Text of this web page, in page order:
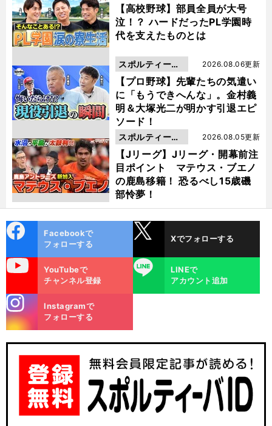
【高校野球】部員全員が大号
泣！？ ハードだったPL学園時
代を支えたものとは
動画
【プロ野球】先輩たちの気遣い
に「もうできへんな」。金村義
明＆大塚光二が明かす引退エピ
ソード！
2026.08.06更新
スポルティーバ
動画
【Jリーグ】Jリーグ・開幕前注
目ポイント マテウス・ブエノ
の鹿島移籍！ 恐るべし15歳磯
部怜夢！
2026.08.05更新
スポルティーバ
動画
ok
Facebookで
フォローする
Xでフォローする
YouTubeで
チャンネル登録
LINE
LINEで
アカウント追加
m
Instagramで
フォローする